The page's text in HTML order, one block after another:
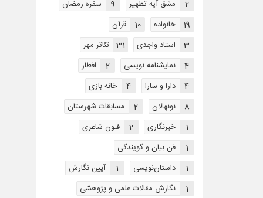
مشق آیه تطهیر 2 سفره رمضان 9
خانواده 19 قرآن 10
استاد واجدی 3 تئاتر مهر 31
نمایشنامه نویسی 4 افطار 2
دارا و سارا 4 خانه بازی 4
نونهالان 8 مسابقات شهرستان 2
خبرنگاری 1 فنون شاعری 2
فن بیان و گویندگی 1
داستان‌نویسی 1 آیین نگارش 1
نگارش مقالات علمی و پژوهشی 1